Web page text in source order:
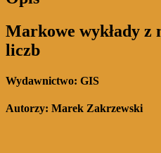
Markowe wykłady z
liczb
Wydawnictwo: GIS
Autorzy: Marek Zakrzewski